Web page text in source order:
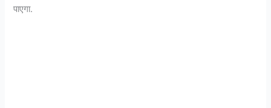
पाएगा.